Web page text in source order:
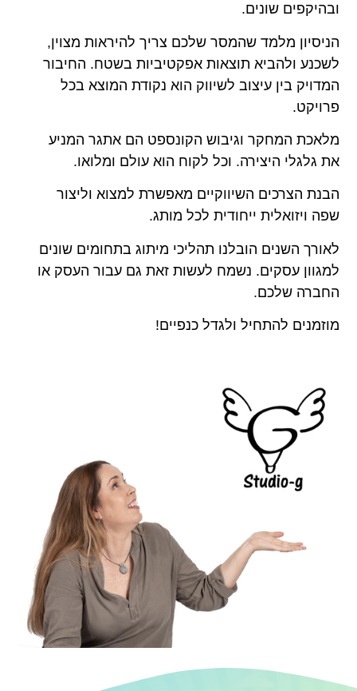
ובהיקפים שונים.
הניסיון מלמד שהמסר שלכם צריך להיראות מצוין,
לשכנע ולהביא תוצאות אפקטיביות בשטח. החיבור
המדויק בין עיצוב לשיווק הוא נקודת המוצא בכל
פרויקט.
מלאכת המחקר וגיבוש הקונספט הם אתגר המניע
את גלגלי היצירה. וכל לקוח הוא עולם ומלואו.
הבנת הצרכים השיווקיים מאפשרת למצוא וליצור
שפה ויזואלית ייחודית לכל מותג.
לאורך השנים הובלנו תהליכי מיתוג בתחומים שונים
למגוון עסקים. נשמח לעשות זאת גם עבור העסק או
החברה שלכם.
מוזמנים להתחיל ולגדל כנפיים!